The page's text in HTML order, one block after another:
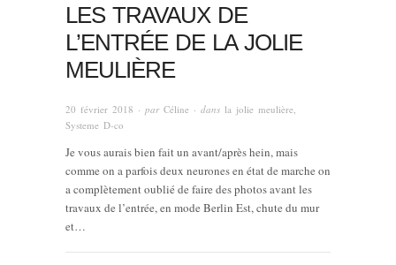
LES TRAVAUX DE
L’ENTRÉE DE LA JOLIE
MEULIÈRE
20 février 2018 · par Céline · dans la jolie meulière,
Systeme D-co
Je vous aurais bien fait un avant/après hein, mais
comme on a parfois deux neurones en état de marche on
a complètement oublié de faire des photos avant les
travaux de l’entrée, en mode Berlin Est, chute du mur
et…